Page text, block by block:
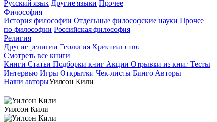
Русский язык Другие языки Прочее
Философия
История философии Отдельные философские науки Прочее
по философии Российская философия
Религия
Другие религии Теология Христианство
Смотреть все книги
Книги Статьи Подборки книг Акции Отрывки из книг Тесты
Интервью Игры Открытки Чек-листы Бинго Авторы
Наши авторыУилсон Кили
Уилсон Кили